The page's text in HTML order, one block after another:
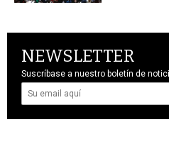
NEWSLETTER
Suscríbase a nuestro boletín de